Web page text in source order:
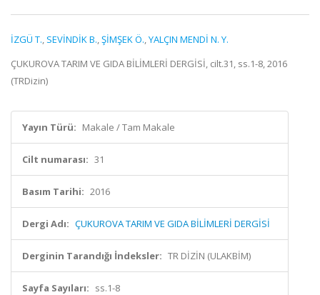
İZGÜ T., SEVİNDİK B.,ŞİMŞEK Ö.,YALÇIN MENDİ N. Y.
ÇUKUROVA TARIM VE GIDA BİLİMLERİ DERGİSİ, cilt.31, ss.1-8, 2016
(TRDizin)
Yayın Türü: Makale / Tam Makale
Cilt numarası: 31
Basım Tarihi: 2016
Dergi Adı: ÇUKUROVA TARIM VE GIDA BİLİMLERİ DERGİSİ
Derginin Tarandığı İndeksler: TR DİZİN (ULAKBİM)
Sayfa Sayıları: ss.1-8